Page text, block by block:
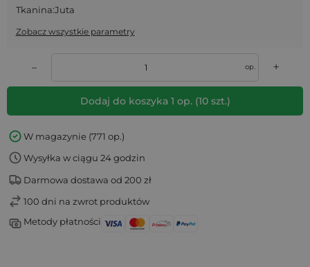
Tkanina:Juta
Zobacz wszystkie parametry
– op. +
Dodaj do koszyka 1 op. (10szt.)
W magazynie (771 op.)
Wysyłka w ciągu 24 godzin
Darmowa dostawa od 200 zł
100 dni na zwrot produktów
Metody płatności